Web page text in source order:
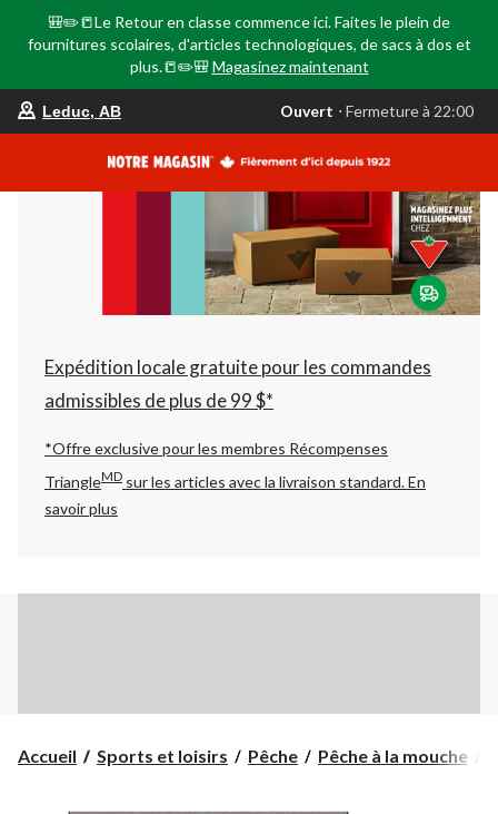
🎒✏️📒Le Retour en classe commence ici. Faites le plein de
fournitures scolaires, d'articles technologiques, de sacs à dos et
plus.📒✏️🎒 Magasinez maintenant
votre
est
AB,
Ouvert,
Fermeture
à
22:00
changer
Leduc, AB Ouvert ⋅ Fermeture à 22:00
Expédition locale gratuite pour les commandes
admissibles de plus de 99 $*
*Offre exclusive pour les membres Récompenses
TriangleMD sur les articles avec la livraison standard.En
savoir plus
Accueil Sports et loisirs Pêche Pêche à la mouche